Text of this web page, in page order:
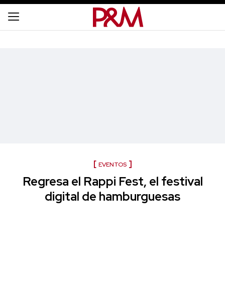
EVENTOS
Regresa el Rappi Fest, el festival
digital de hamburguesas